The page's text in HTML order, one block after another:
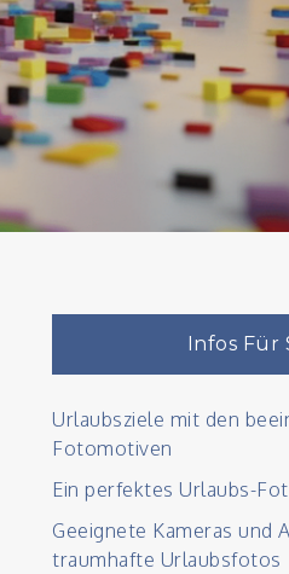
Infos Für
Urlaubsziele mit den
Fotomotiven
Ein perfektes Urlaubs-
Geeignete Kameras und
traumhafte Urlaubsfotos